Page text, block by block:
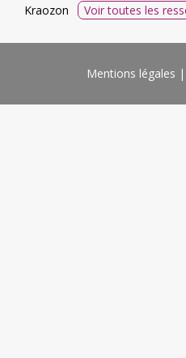
Kraozon
Voir toutes les
Mentions légales